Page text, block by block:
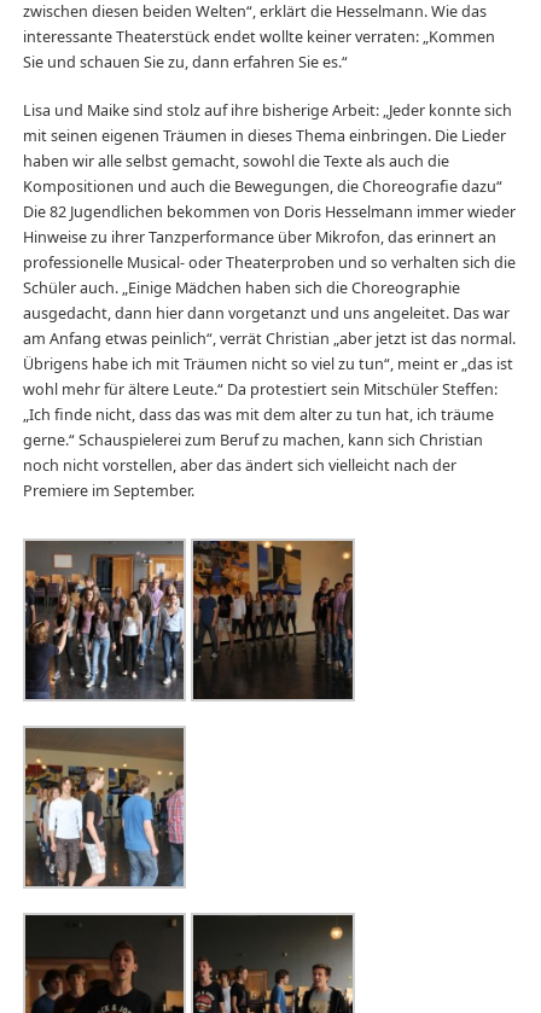
zwischen diesen beiden Welten“, erklärt die Hesselmann. Wie das
interessante Theaterstück endet wollte keiner verraten: „Kommen
Sie und schauen Sie zu, dann erfahren Sie es.“
Lisa und Maike sind stolz auf ihre bisherige Arbeit: „Jeder konnte sich
mit seinen eigenen Träumen in dieses Thema einbringen. Die Lieder
haben wir alle selbst gemacht, sowohl die Texte als auch die
Kompositionen und auch die Bewegungen, die Choreografie dazu“
Die 82 Jugendlichen bekommen von Doris Hesselmann immer wieder
Hinweise zu ihrer Tanzperformance über Mikrofon, das erinnert an
professionelle Musical- oder Theaterproben und so verhalten sich die
Schüler auch. „Einige Mädchen haben sich die Choreographie
ausgedacht, dann hier dann vorgetanzt und uns angeleitet. Das war
am Anfang etwas peinlich“, verrät Christian „aber jetzt ist das normal.
Übrigens habe ich mit Träumen nicht so viel zu tun“, meint er „das ist
wohl mehr für ältere Leute.“ Da protestiert sein Mitschüler Steffen:
„Ich finde nicht, dass das was mit dem alter zu tun hat, ich träume
gerne.“ Schauspielerei zum Beruf zu machen, kann sich Christian
noch nicht vorstellen, aber das ändert sich vielleicht nach der
Premiere im September.